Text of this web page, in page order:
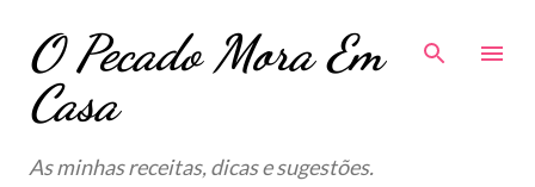
Avançar para o conteúdo principal
O Pecado Mora Em
Casa
As minhas receitas, dicas e sugestões.